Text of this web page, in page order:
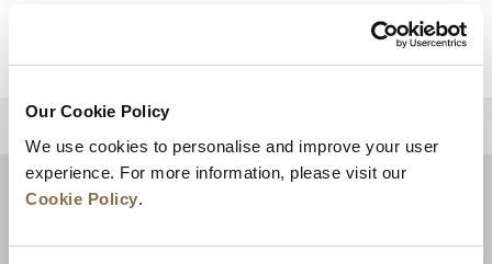
Our Cookie Policy
We use cookies to personalise and improve your user
experience. For more information, please visit our
Cookie Policy.